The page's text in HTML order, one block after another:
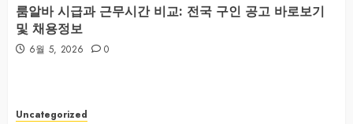
룸알바 시급과 근무시간 비교: 전국 구인 공고 바로보기
및 채용정보
6월 5, 2026 0
Uncategorized